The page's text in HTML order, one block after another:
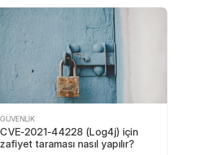
GÜVENLIK
CVE-2021-44228 (Log4j) için
zafiyet taraması nasıl yapılır?